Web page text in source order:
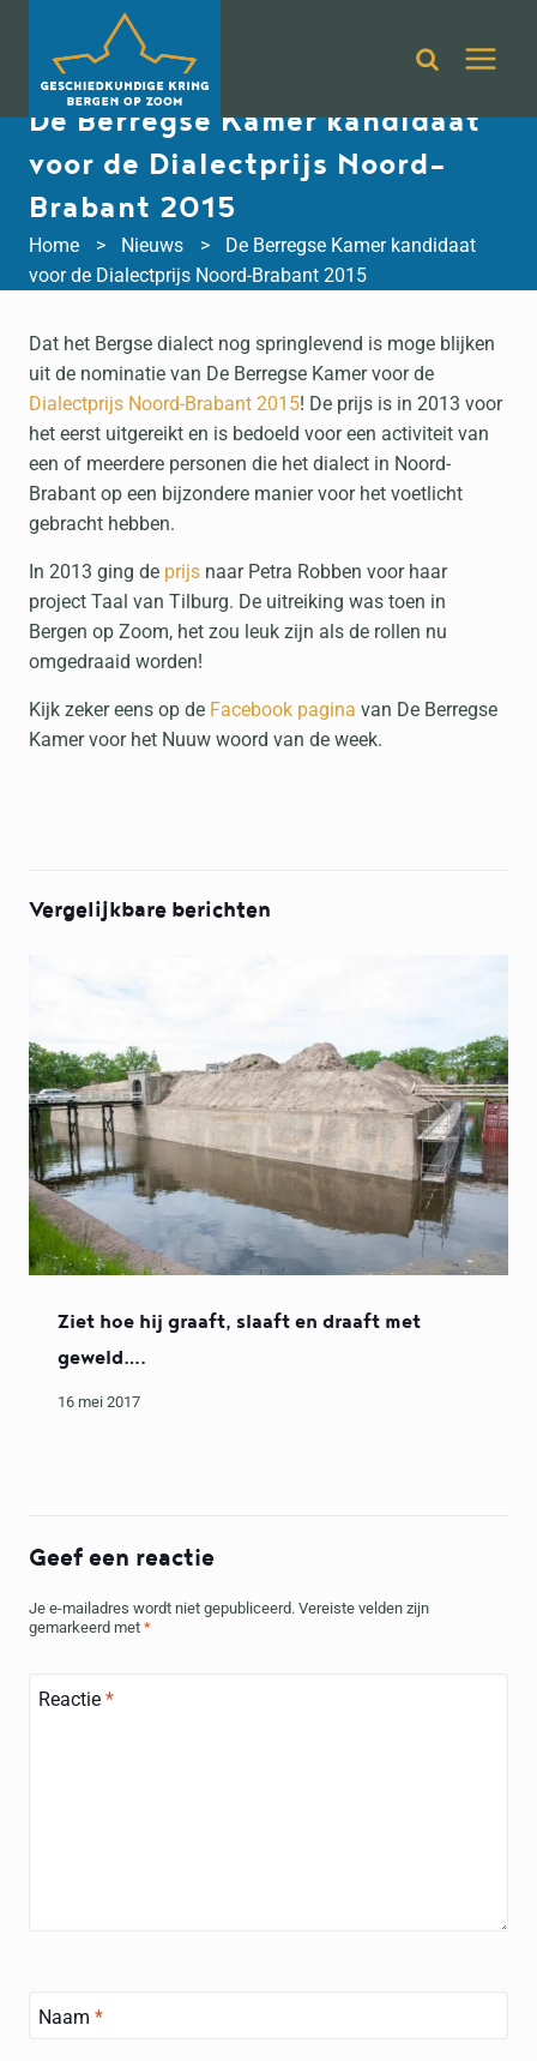
inhoud
De Berregse Kamer kandidaat
voor de Dialectprijs Noord-
Brabant 2015
Home Nieuws
De Berregse Kamer kandidaat
voor de Dialectprijs Noord-Brabant 2015
Dat het Bergse dialect nog springlevend is moge blijken
uit de nominatie van De Berregse Kamer voor de
Dialectprijs Noord-Brabant 2015! De prijs is in 2013 voor
het eerst uitgereikt en is bedoeld voor een activiteit van
een of meerdere personen die het dialect in Noord-
Brabant op een bijzondere manier voor het voetlicht
gebracht hebben.
In 2013 ging de prijs naar Petra Robben voor haar
project Taal van Tilburg. De uitreiking was toen in
Bergen op Zoom, het zou leuk zijn als de rollen nu
omgedraaid worden!
Kijk zeker eens op de Facebook pagina van De Berregse
Kamer voor het Nuuw woord van de week.
Vergelijkbare berichten
Ziet hoe hij graaft, slaaft en draaft met
geweld….
16 mei 2017
Geef een reactie
Je e-mailadres wordt niet gepubliceerd. Vereiste velden zijn
gemarkeerd met *
Reactie *
Naam *